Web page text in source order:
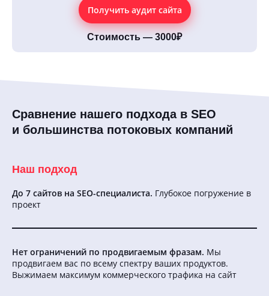
Получить аудит сайта
Стоимость — 3000₽
Сравнение нашего подхода в SEO
и большинства потоковых компаний
Наш подход
До 7 сайтов на SEO-специалиста. Глубокое погружение в
проект
Нет ограничений по продвигаемым фразам. Мы
продвигаем вас по всему спектру ваших продуктов.
Выжимаем максимум коммерческого трафика на сайт